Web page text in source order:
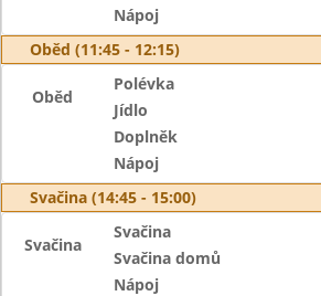
Nápoj
Oběd (11:45 - 12:15)
Oběd
Polévka
Jídlo
Doplněk
Nápoj
Svačina (14:45 - 15:00)
Svačina
Svačina
Svačina domů
Nápoj